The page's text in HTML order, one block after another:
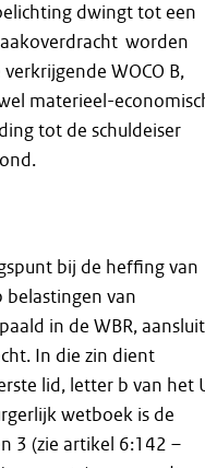
dwingt tot een
worden
WOCO B,
materieel-
tot de schuldeiser
bij de heffing van
belastingen van
in de WBR,
In die zin dient
lid, letter b van het
wetboek is de
3 (zie artikel 6:142 –